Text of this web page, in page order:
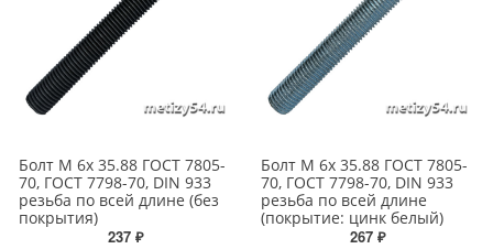
Болт М 6х 35.88 ГОСТ 7805-
70, ГОСТ 7798-70, DIN 933
резьба по всей длине (без
покрытия)
237 ₽
Болт М 6х 35.88 ГОСТ 7805-
70, ГОСТ 7798-70, DIN 933
резьба по всей длине
(покрытие: цинк белый)
267 ₽